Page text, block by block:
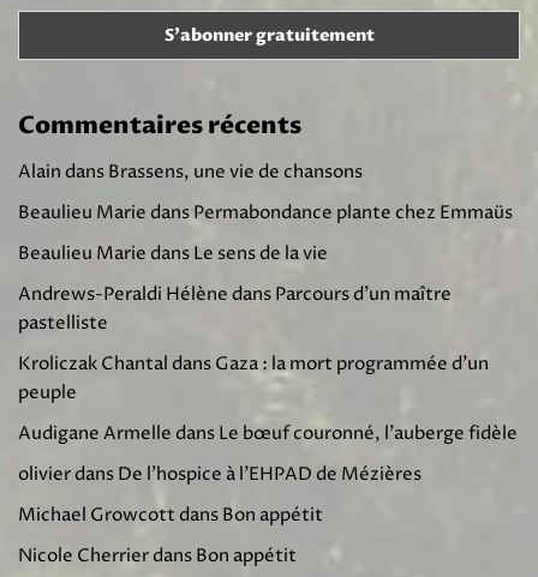
Commentaires récents
AlaindansBrassens, une vie de chansons
Beaulieu MariedansPermabondance plante chez Emmaüs
Beaulieu MariedansLe sens de la vie
Andrews-Peraldi HélènedansParcours d’un maître
pastelliste
Kroliczak ChantaldansGaza : la mort programmée d’un
peuple
Audigane ArmelledansLe bœuf couronné, l’auberge fidèle
olivierdansDe l’hospice à l’EHPAD de Mézières
Michael GrowcottdansBon appétit
Nicole CherrierdansBon appétit